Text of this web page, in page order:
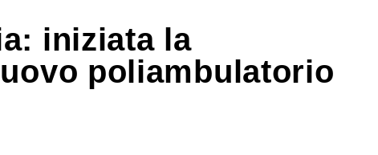
iniziata la
poliambulatorio